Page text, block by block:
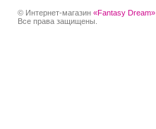
© Интернет-магазин «Fantasy Dream»
Все права защищены.